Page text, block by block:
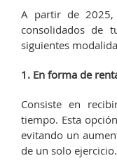
A partir de 2025,
consolidados de
siguientes
1. En forma de
Consiste en
tiempo. Esta
evitando un
de un solo ejercicio.